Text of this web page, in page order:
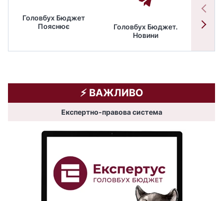
Головбух Бюджет
Пояснює
Головбух Бюджет.
Новини
⚡️ ВАЖЛИВО
Експертно-правова система